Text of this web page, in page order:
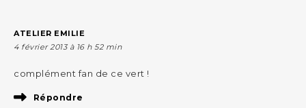
ATELIER EMILIE
4 février 2013 à 16 h 52 min
complément fan de ce vert !
Répondre